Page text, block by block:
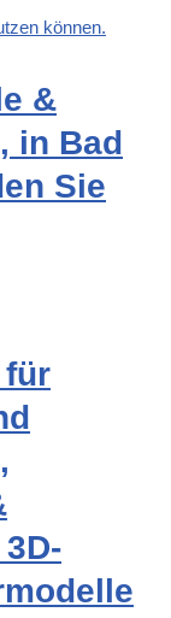
können.
&
in Bad
Sie
für